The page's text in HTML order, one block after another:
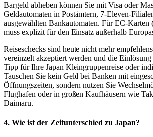
Bargeld abheben können Sie mit Visa oder
Geldautomaten in Postämtern, 7-Eleven-
ausgewählten Bankautomaten. Für EC-
muss explizit für den Einsatz außerhalb
Reiseschecks sind heute nicht mehr
vereinzelt akzeptiert werden und die
Tipp für Ihre Japan Kleingruppenreise oder
Tauschen Sie kein Geld bei Banken mit
Öffnungszeiten, sondern nutzen Sie
Flughafen oder in großen Kaufhäusern wie
Daimaru.
4. Wie ist der Zeitunterschied zu Japan?